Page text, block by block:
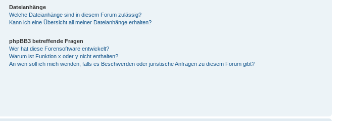
Dateianhänge
Welche Dateianhänge sind in diesem Forum zulässig?
Kann ich eine Übersicht all meiner Dateianhänge erhalten?
phpBB3 betreffende Fragen
Wer hat diese Forensoftware entwickelt?
Warum ist Funktion x oder y nicht enthalten?
An wen soll ich mich wenden, falls es Beschwerden oder juristische Anfragen zu diesem Forum gibt?